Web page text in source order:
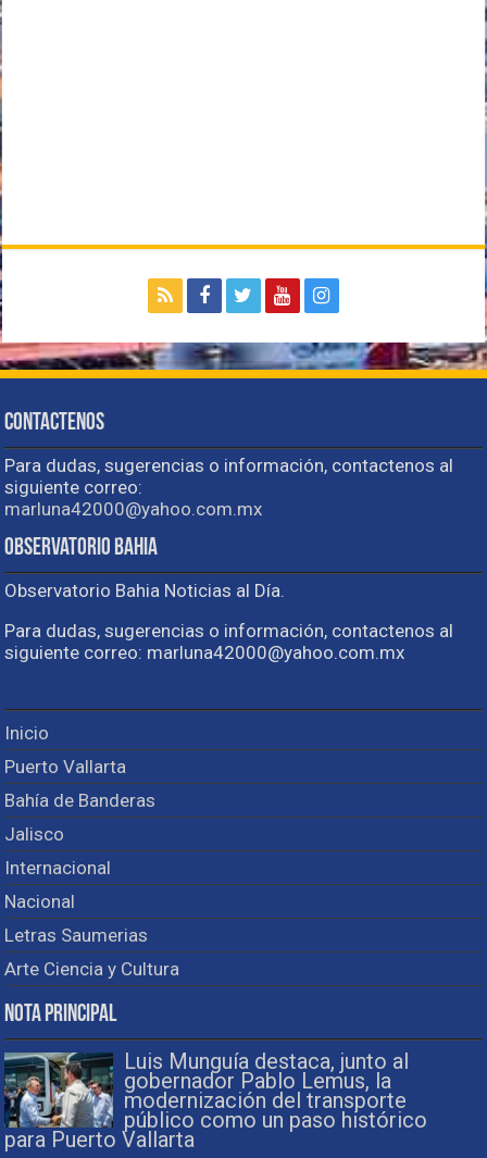
Contactenos
Para dudas, sugerencias o información, contactenos al
siguiente correo:
marluna42000@yahoo.com.mx
Observatorio Bahia
Observatorio Bahia Noticias al Día.
Para dudas, sugerencias o información, contactenos al
siguiente correo: marluna42000@yahoo.com.mx
Inicio
Puerto Vallarta
Bahía de Banderas
Jalisco
Internacional
Nacional
Letras Saumerias
Arte Ciencia y Cultura
Nota Principal
Luis Munguía destaca, junto al
gobernador Pablo Lemus, la
modernización del transporte
público como un paso histórico
para Puerto Vallarta